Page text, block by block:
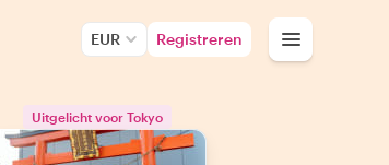
EUR Registreren
Uitgelicht voor Tokyo